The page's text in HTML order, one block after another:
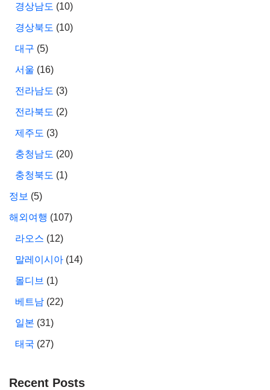
경상남도 (10)
경상북도 (10)
대구 (5)
서울 (16)
전라남도 (3)
전라북도 (2)
제주도 (3)
충청남도 (20)
충청북도 (1)
정보 (5)
해외여행 (107)
라오스 (12)
말레이시아 (14)
몰디브 (1)
베트남 (22)
일본 (31)
태국 (27)
Recent Posts